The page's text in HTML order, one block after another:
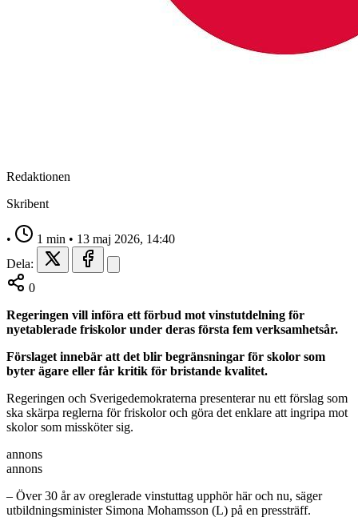
Redaktionen
Skribent
• 1 min • 13 maj 2026, 14:40
Dela:
0
Regeringen vill införa ett förbud mot vinstutdelning för
nyetablerade friskolor under deras första fem verksamhetsår.
Förslaget innebär att det blir begränsningar för skolor som
byter ägare eller får kritik för bristande kvalitet.
Regeringen och Sverigedemokraterna presenterar nu ett förslag som
ska skärpa reglerna för friskolor och göra det enklare att ingripa mot
skolor som missköter sig.
annons
annons
– Över 30 år av oreglerade vinstuttag upphör här och nu, säger
utbildningsminister Simona Mohamsson (L) på en pressträff.